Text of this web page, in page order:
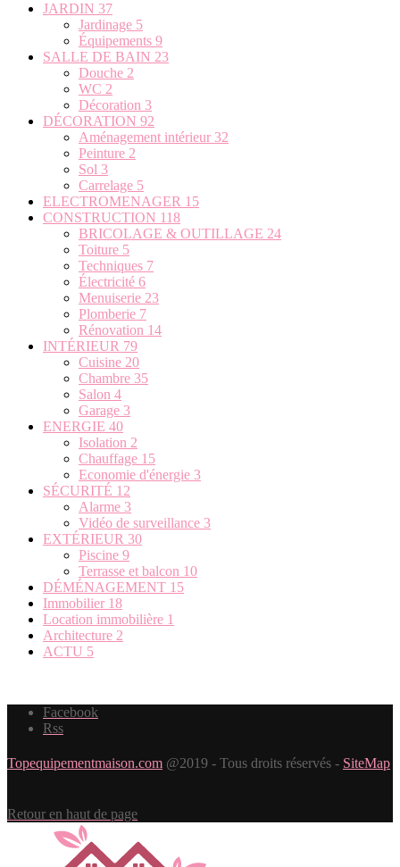
JARDIN 37
Jardinage 5
Équipements 9
SALLE DE BAIN 23
Douche 2
WC 2
Décoration 3
DÉCORATION 92
Aménagement intérieur 32
Peinture 2
Sol 3
Carrelage 5
ELECTROMENAGER 15
CONSTRUCTION 118
BRICOLAGE & OUTILLAGE 24
Toiture 5
Techniques 7
Électricité 6
Menuiserie 23
Plomberie 7
Rénovation 14
INTÉRIEUR 79
Cuisine 20
Chambre 35
Salon 4
Garage 3
ENERGIE 40
Isolation 2
Chauffage 15
Economie d'énergie 3
SÉCURITÉ 12
Alarme 3
Vidéo de surveillance 3
EXTÉRIEUR 30
Piscine 9
Terrasse et balcon 10
DÉMÉNAGEMENT 15
Immobilier 18
Location immobilière 1
Architecture 2
ACTU 5
Facebook
Rss
Topequipementmaison.com @2019 - Tous droits réservés - SiteMap
Retour en haut de page